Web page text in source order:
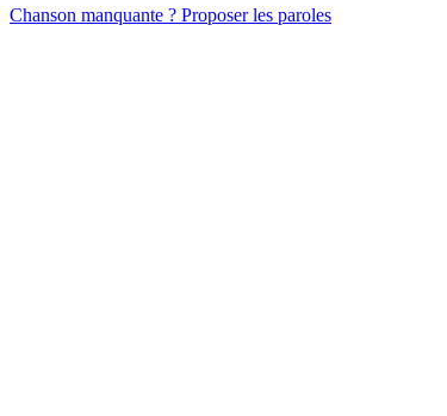
Chanson manquante ? Proposer les paroles